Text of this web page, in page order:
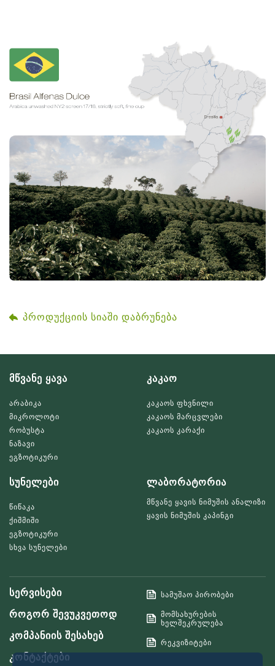
პროდუქციის სიაში დაბრუნება
მწვანე ყავა
არაბიკა
მიკროლოტი
რობუსტა
ნაზავი
ეგზოტიკური
კაკაო
კაკაოს ფხვნილი
კაკაოს მარცვლები
კაკაოს კარაქი
სუნელები
წიწაკა
ქიშმიში
ეგზოტიკური
სხვა სუნელები
ლაბორატორია
მწვანე ყავის ნიმუშის ანალიზი
ყავის ნიმუშის კაპინგი
სერვისები
როგორ შევუკვეთოდ
კომპანიის შესახებ
კონტაქტები
სამუშაო პირობები
მომსახურების
ხელშეკრულება
რეკვიზიტები